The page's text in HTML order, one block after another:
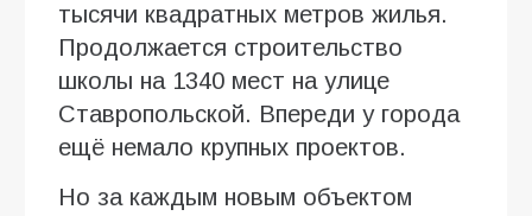
тысячи квадратных метров жилья.
Продолжается строительство
школы на 1340 мест на улице
Ставропольской. Впереди у города
ещё немало крупных проектов.
Но за каждым новым объектом